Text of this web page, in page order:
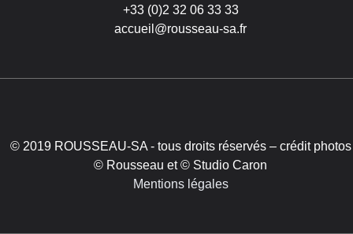
+33 (0)2 32 06 33 33
accueil@rousseau-sa.fr
© 2019 ROUSSEAU-SA - tous droits réservés – crédit photos
© Rousseau et © Studio Caron
Mentions légales